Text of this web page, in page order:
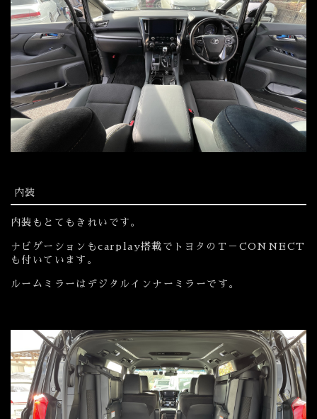
内装
内装もとてもきれいです。
ナビゲーションもcarplay搭載でトヨタのＴ－CONNECT
も付いています。
ルームミラーはデジタルインナーミラーです。